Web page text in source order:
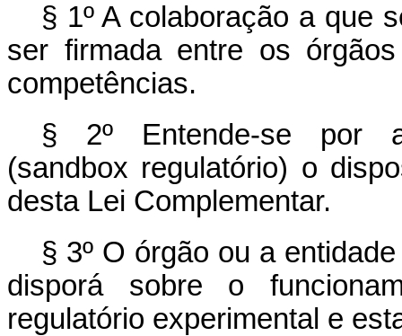
§ 1º A colaboração a que
ser firmada entre os
competências.
§ 2º Entende-se por
(sandbox regulatório) o
desta Lei Complementar.
§ 3º O órgão ou a
disporá sobre o
regulatório experimental e